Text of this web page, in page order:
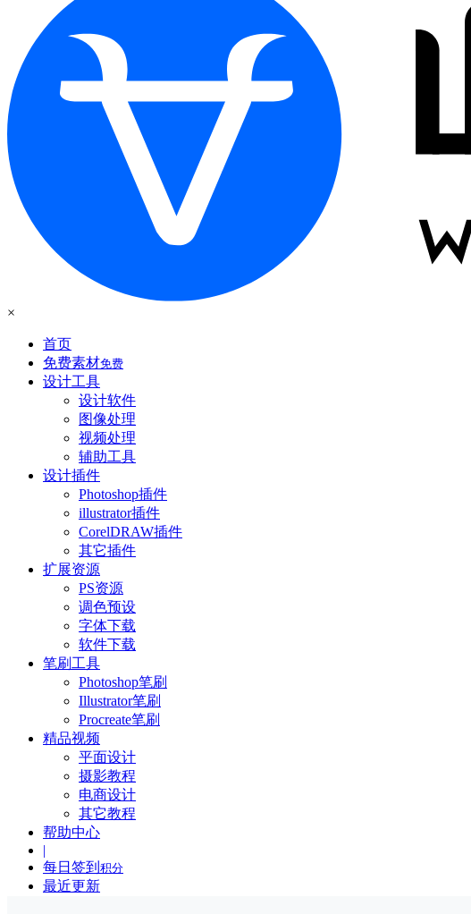
×
首页
免费素材免费
设计工具
设计软件
图像处理
视频处理
辅助工具
设计插件
Photoshop插件
illustrator插件
CorelDRAW插件
其它插件
扩展资源
PS资源
调色预设
字体下载
软件下载
笔刷工具
Photoshop笔刷
Illustrator笔刷
Procreate笔刷
精品视频
平面设计
摄影教程
电商设计
其它教程
帮助中心
|
每日签到 积分
最近更新